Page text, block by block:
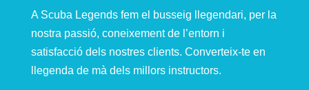
A Scuba Legends fem el busseig llegendari, per la
nostra passió, coneixement de l’entorn i
satisfacció dels nostres clients. Converteix-te en
llegenda de mà dels millors instructors.